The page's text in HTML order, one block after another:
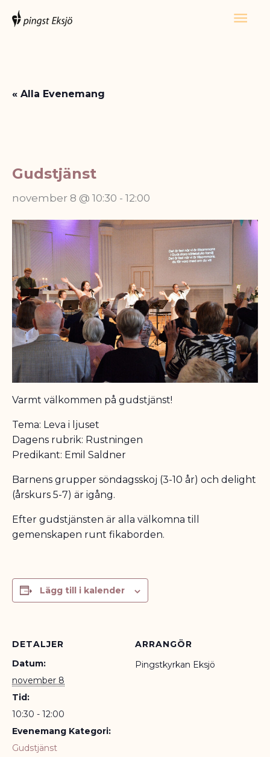
Hoppa
« Alla Evenemang
Gudstjänst
november 8 @ 10:30 - 12:00
Varmt välkommen på gudstjänst!
Tema: Leva i ljuset
Dagens rubrik: Rustningen
Predikant: Emil Saldner
Barnens grupper söndagsskoj (3-10 år) och delight
(årskurs 5-7) är igång.
Efter gudstjänsten är alla välkomna till
gemenskapen runt fikaborden.
Lägg till i kalender
DETALJER
Datum:
november 8
Tid:
10:30 - 12:00
Evenemang Kategori:
Gudstjänst
ARRANGÖR
Pingstkyrkan Eksjö